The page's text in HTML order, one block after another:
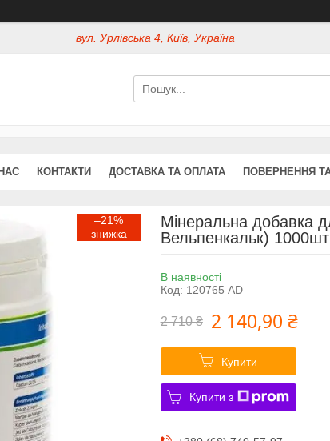
вул. Урлівська 4, Київ, Україна
КОНТАКТИ ДОСТАВКА ТА ОПЛАТА ПОВЕРНЕННЯ
–21%
Мінеральна добавка
Вельпенкальк) 1000шт
В наявності
Код: 120765 AD
2 710 ₴ 2 140,90 ₴
Купити
Купити з